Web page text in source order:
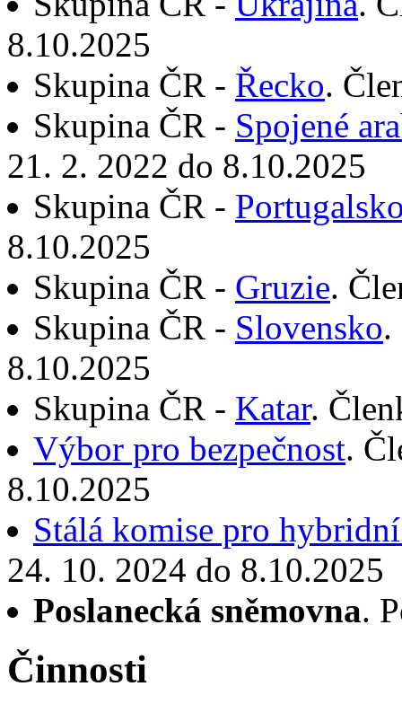
8.10.2025
Skupina ČR - Řecko.
Skupina ČR - Spojené
21. 2. 2022 do 8.10.2025
Skupina ČR -
8.10.2025
Skupina ČR - Gruzie.
Skupina ČR - Slovensko.
8.10.2025
Skupina ČR - Katar.
Výbor pro bezpečnost.
8.10.2025
Stálá komise pro
24. 10. 2024 do 8.10.2025
Poslanecká sněmovna.
Činnosti